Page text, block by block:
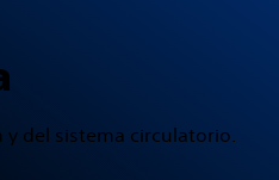
y del sistema circulatorio.